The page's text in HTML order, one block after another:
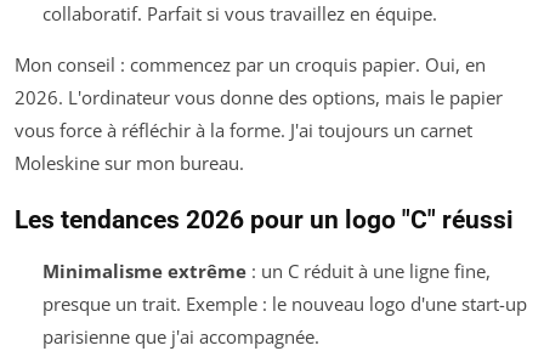
collaboratif. Parfait si vous travaillez en équipe.
Mon conseil : commencez par un croquis papier. Oui, en
2026. L'ordinateur vous donne des options, mais le papier
vous force à réfléchir à la forme. J'ai toujours un carnet
Moleskine sur mon bureau.
Les tendances 2026 pour un logo "C" réussi
Minimalisme extrême: un C réduit à une ligne fine,
presque un trait. Exemple : le nouveau logo d'une start-up
parisienne que j'ai accompagnée.